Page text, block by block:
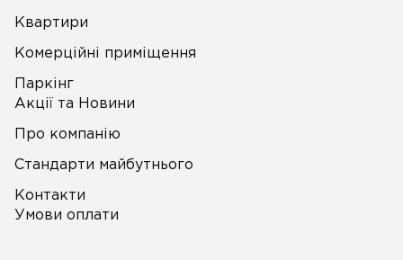
Квартири
Комерційні приміщення
Паркінг
Акції та Новини
Про компанію
Стандарти майбутнього
Контакти
Умови оплати